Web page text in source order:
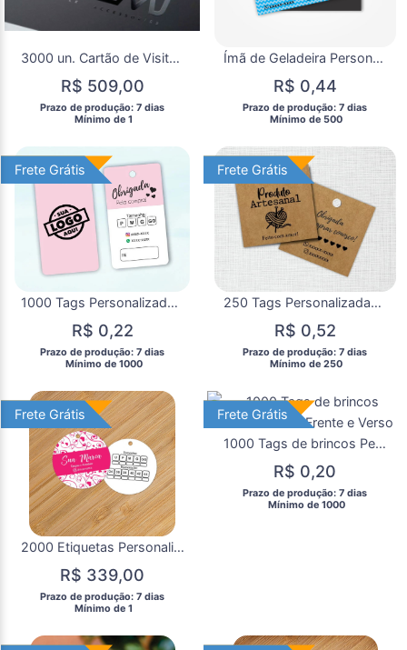
3000 un. Cartão de Visita Personalizado Verniz Local
R$ 509,00
Prazo de produção: 7 dias
  Mínimo de 1
Ímã de Geladeira Personalizado 500 un.
R$ 0,44
Prazo de produção: 7 dias
  Mínimo de 500
Frete Grátis
Frete Grátis
1000 Tags Personalizadas Bordas Arredondadas
R$ 0,22
Prazo de produção: 7 dias
  Mínimo de 1000
Frete Grátis
Frete Grátis
250 Tags Personalizadas Quadradas Kraft
R$ 0,52
Prazo de produção: 7 dias
  Mínimo de 250
Frete Grátis
Frete Grátis
2000 Etiquetas Personalizadas Redondas Roupas e Produtos
R$ 339,00
Prazo de produção: 7 dias
  Mínimo de 1
Frete Grátis
Frete Grátis
1000 Tags de brincos Personalizada Frente e Verso
R$ 0,20
Prazo de produção: 7 dias
  Mínimo de 1000